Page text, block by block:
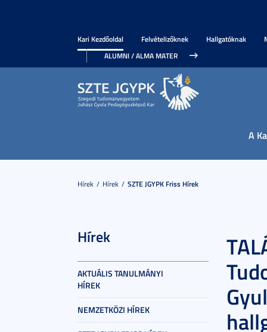
Kari Kezdőoldal Felvételizőknek Hallgatóknak
ALUMNI / ALMA MATER
A
Hírek Hírek SZTE JGYPK Friss Hírek
Hírek
AKTUÁLIS TANULMÁNYI
HÍREK
NEMZETKÖZI HÍREK